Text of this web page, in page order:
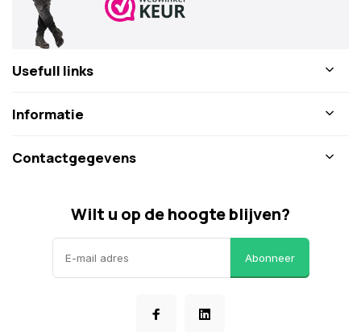
Usefull links
Informatie
Contactgegevens
Wilt u op de hoogte blijven?
Abonneer